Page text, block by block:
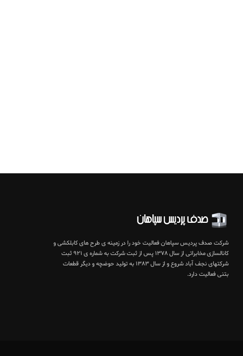
شرکت صدف پردیس سپاهان فعالیت خود را در زمینه ی طرح های کابلکشی و
کانالسازی مخابراتی از سال ۱۳۷۸ پس از ثبت شرکت به شماره ی ۹۲۱ ثبت
شرکتهای نجف آباد شروع و از سال ۱۳۸۳ به تولید حوضچه و دیگر قطعات
بتنی فعالیت دارد.